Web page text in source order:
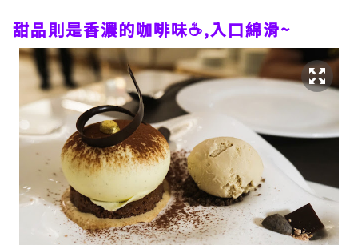
甜品則是香濃的咖啡味☕️,入口綿滑~